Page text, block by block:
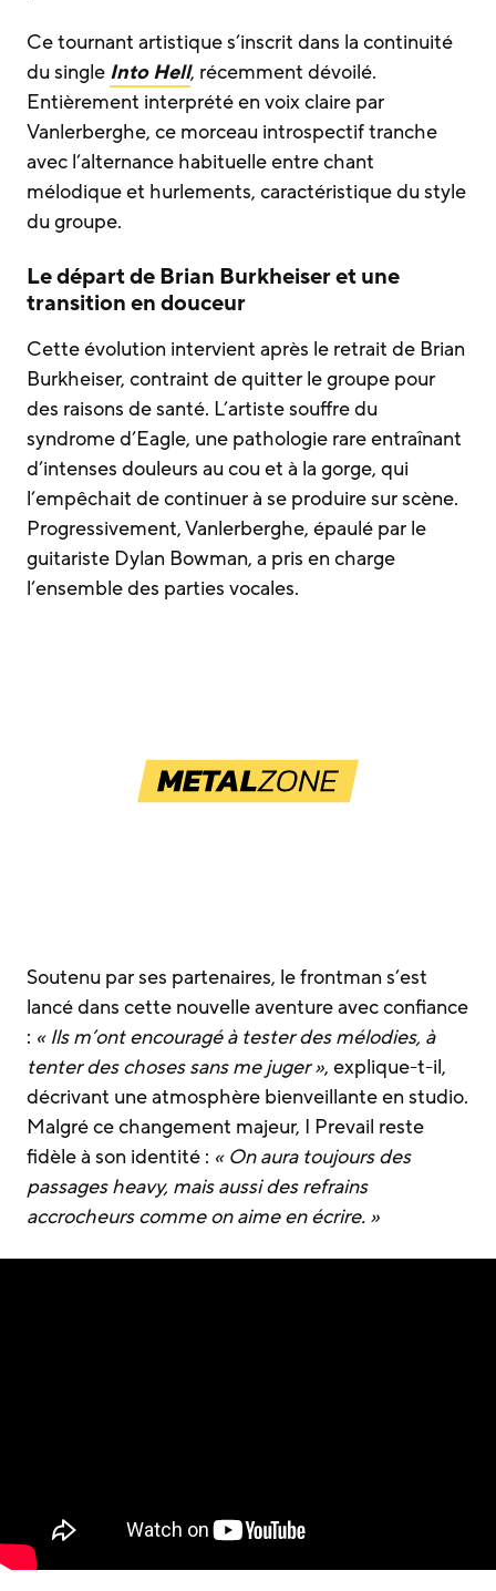
Ce tournant artistique s’inscrit dans la continuité
du single Into Hell, récemment dévoilé.
Entièrement interprété en voix claire par
Vanlerberghe, ce morceau introspectif tranche
avec l’alternance habituelle entre chant
mélodique et hurlements, caractéristique du style
du groupe.
Le départ de Brian Burkheiser et une
transition en douceur
Cette évolution intervient après le retrait de Brian
Burkheiser, contraint de quitter le groupe pour
des raisons de santé. L’artiste souffre du
syndrome d’Eagle, une pathologie rare entraînant
d’intenses douleurs au cou et à la gorge, qui
l’empêchait de continuer à se produire sur scène.
Progressivement, Vanlerberghe, épaulé par le
guitariste Dylan Bowman, a pris en charge
l’ensemble des parties vocales.
Soutenu par ses partenaires, le frontman s’est
lancé dans cette nouvelle aventure avec confiance
: « Ils m’ont encouragé à tester des mélodies, à
tenter des choses sans me juger », explique-t-il,
décrivant une atmosphère bienveillante en studio.
Malgré ce changement majeur, I Prevail reste
fidèle à son identité : « On aura toujours des
passages heavy, mais aussi des refrains
accrocheurs comme on aime en écrire. »